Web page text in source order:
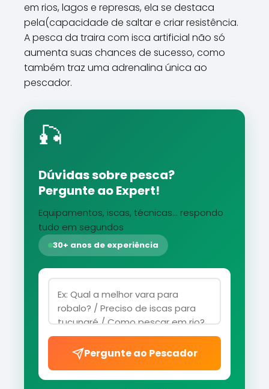
em rios, lagos e represas, ela se destaca
pela(capacidade de saltar e criar resistência.
A pesca da traira com isca artificial não só
aumenta suas chances de sucesso, como
também traz uma adrenalina única ao
pescador.
🎣
Dúvidas sobre pesca?
Pergunte ao Expert!
Equipamentos, iscas, técnicas... respondo
tudo em segundos
30+ anos de experiência
Pergunte ao Pescador